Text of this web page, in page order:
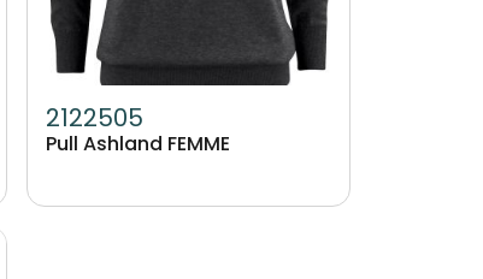
2122505
Pull Ashland FEMME